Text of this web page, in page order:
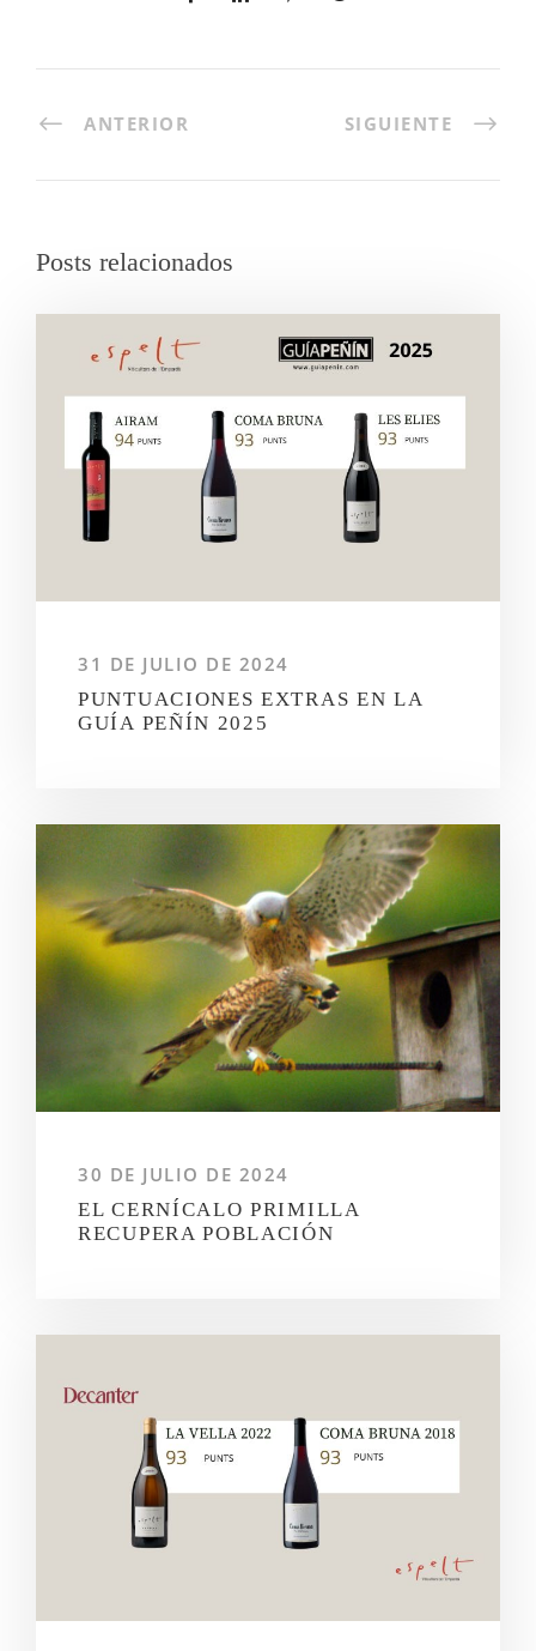
ANTERIOR SIGUIENTE
Posts relacionados
31 DE JULIO DE 2024
PUNTUACIONES EXTRAS EN LA
GUÍA PEÑÍN 2025
30 DE JULIO DE 2024
EL CERNÍCALO PRIMILLA
RECUPERA POBLACIÓN